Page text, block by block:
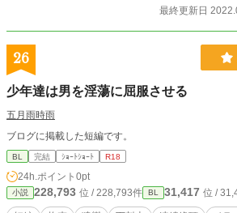
最終更新日
26
少年達は男を淫蕩に屈服させる
五月雨時雨
ブログに掲載した短編です。
BL 完結 ｼｮｰﾄｼｮｰﾄ R18
24h.ポイント 0pt
小説 228,793 位 / 228,793件 BL 31,417 位 /